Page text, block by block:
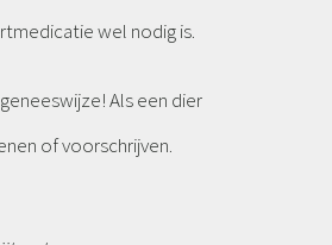
wel nodig is.
Als een dier
of voorschrijven.